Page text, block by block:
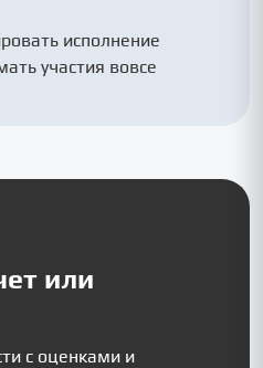
исполнение
участия вовсе
или
с оценками и